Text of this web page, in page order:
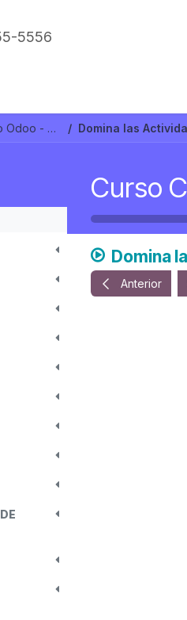
5556
Curso Completo Odoo - v18 Domina las
Curso
Domina
Anterior